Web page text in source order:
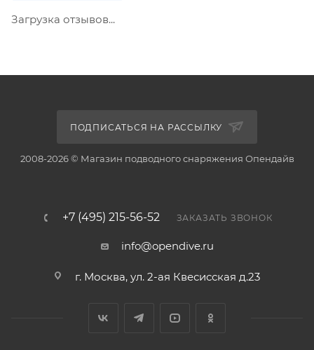
Загрузка отзывов...
ПОДПИСАТЬСЯ НА РАССЫЛКУ
2008-2026 © Магазин подводного снаряжения Опендайв
+7 (495) 215-56-52 ЗАКАЗАТЬ ЗВОНОК
info@opendive.ru
г. Москва, ул. 2-ая Квесисская д.23